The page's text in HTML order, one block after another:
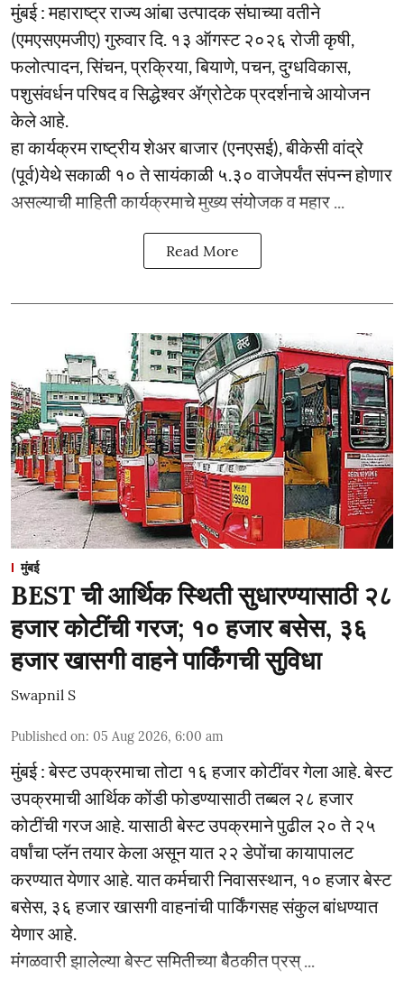
मुंबई : महाराष्ट्र राज्य आंबा उत्पादक संघाच्या वतीने
(एमएसएमजीए) गुरुवार दि. १३ ऑगस्ट २०२६ रोजी कृषी,
फलोत्पादन, सिंचन, प्रक्रिया, बियाणे, पचन, दुग्धविकास,
पशुसंवर्धन परिषद व सिद्धेश्वर ॲग्रोटेक प्रदर्शनाचे आयोजन
केले आहे.
हा कार्यक्रम राष्ट्रीय शेअर बाजार (एनएसई), बीकेसी वांद्रे
(पूर्व)येथे सकाळी १० ते सायंकाळी ५.३० वाजेपर्यंत संपन्न होणार
असल्याची माहिती कार्यक्रमाचे मुख्य संयोजक व महार ...
Read More
मुंबई
BEST ची आर्थिक स्थिती सुधारण्यासाठी २८
हजार कोटींची गरज; १० हजार बसेस, ३६
हजार खासगी वाहने पार्किंगची सुविधा
Swapnil S
Published on: 05 Aug 2026, 6:00 am
मुंबई : बेस्ट उपक्रमाचा तोटा १६ हजार कोटींवर गेला आहे. बेस्ट
उपक्रमाची आर्थिक कोंडी फोडण्यासाठी तब्बल २८ हजार
कोटींची गरज आहे. यासाठी बेस्ट उपक्रमाने पुढील २० ते २५
वर्षांचा प्लॅन तयार केला असून यात २२ डेपोंचा कायापालट
करण्यात येणार आहे. यात कर्मचारी निवासस्थान, १० हजार बेस्ट
बसेस, ३६ हजार खासगी वाहनांची पार्किंगसह संकुल बांधण्यात
येणार आहे.
मंगळवारी झालेल्या बेस्ट समितीच्या बैठकीत प्रस् ...